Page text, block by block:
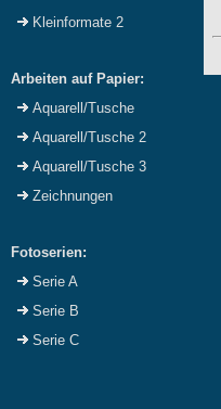
Kleinformate 2
Arbeiten auf Papier:
Aquarell/Tusche
Aquarell/Tusche 2
Aquarell/Tusche 3
Zeichnungen
Fotoserien:
Serie A
Serie B
Serie C